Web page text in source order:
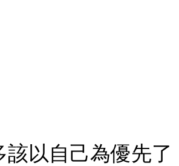
該以自己為優先了